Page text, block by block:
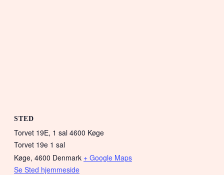
STED
Torvet 19E, 1 sal 4600 Køge
Torvet 19e 1 sal
Køge, 4600 Denmark + Google Maps
Se Sted hjemmeside